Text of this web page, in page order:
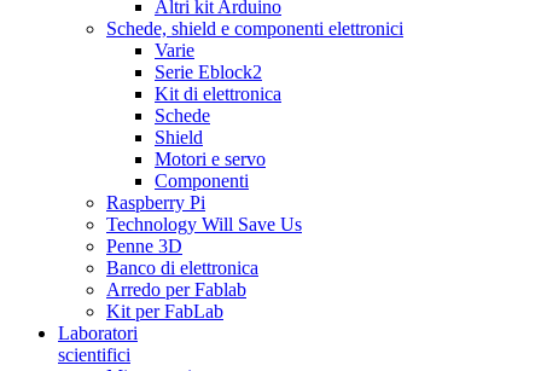
Altri kit Arduino
Schede, shield e componenti elettronici
Varie
Serie Eblock2
Kit di elettronica
Schede
Shield
Motori e servo
Componenti
Raspberry Pi
Technology Will Save Us
Penne 3D
Banco di elettronica
Arredo per Fablab
Kit per FabLab
Laboratori
scientifici